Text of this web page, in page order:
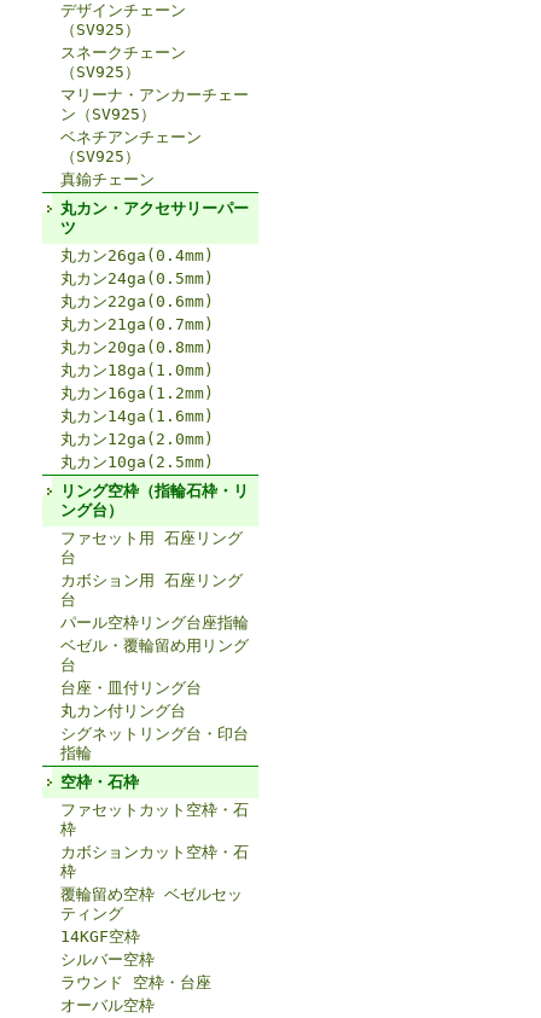
デザインチェーン
（SV925）
スネークチェーン
（SV925）
マリーナ・アンカーチェー
ン（SV925）
ベネチアンチェーン
（SV925）
真鍮チェーン
丸カン・アクセサリーパー
ツ
丸カン26ga(0.4mm)
丸カン24ga(0.5mm)
丸カン22ga(0.6mm)
丸カン21ga(0.7mm)
丸カン20ga(0.8mm)
丸カン18ga(1.0mm)
丸カン16ga(1.2mm)
丸カン14ga(1.6mm)
丸カン12ga(2.0mm)
丸カン10ga(2.5mm)
リング空枠（指輪石枠・リ
ング台）
ファセット用 石座リング
台
カボション用 石座リング
台
パール空枠リング台座指輪
ベゼル・覆輪留め用リング
台
台座・皿付リング台
丸カン付リング台
シグネットリング台・印台
指輪
空枠・石枠
ファセットカット空枠・石
枠
カボションカット空枠・石
枠
覆輪留め空枠 ベゼルセッ
ティング
14KGF空枠
シルバー空枠
ラウンド 空枠・台座
オーバル空枠